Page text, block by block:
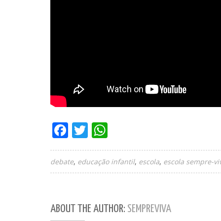
Facebook
Twitter
debate educação infantil escola escola sempre-
ABOUT THE AUTHOR: SEMPREVIVA